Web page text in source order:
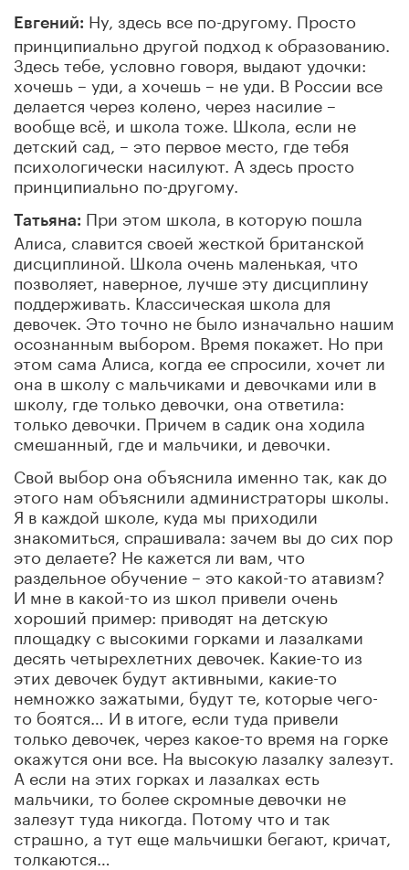
Евгений: Ну, здесь все по-другому. Просто
принципиально другой подход к образованию.
Здесь тебе, условно говоря, выдают удочки:
хочешь – уди, а хочешь – не уди. В России все
делается через колено, через насилие –
вообще всё, и школа тоже. Школа, если не
детский сад, – это первое место, где тебя
психологически насилуют. А здесь просто
принципиально по-другому.
Татьяна: При этом школа, в которую пошла
Алиса, славится своей жесткой британской
дисциплиной. Школа очень маленькая, что
позволяет, наверное, лучше эту дисциплину
поддерживать. Классическая школа для
девочек. Это точно не было изначально нашим
осознанным выбором. Время покажет. Но при
этом сама Алиса, когда ее спросили, хочет ли
она в школу с мальчиками и девочками или в
школу, где только девочки, она ответила:
только девочки. Причем в садик она ходила
смешанный, где и мальчики, и девочки.
Свой выбор она объяснила именно так, как до
этого нам объяснили администраторы школы.
Я в каждой школе, куда мы приходили
знакомиться, спрашивала: зачем вы до сих пор
это делаете? Не кажется ли вам, что
раздельное обучение – это какой-то атавизм?
И мне в какой-то из школ привели очень
хороший пример: приводят на детскую
площадку с высокими горками и лазалками
десять четырехлетних девочек. Какие-то из
этих девочек будут активными, какие-то
немножко зажатыми, будут те, которые чего-
то боятся… И в итоге, если туда привели
только девочек, через какое-то время на горке
окажутся они все. На высокую лазалку залезут.
А если на этих горках и лазалках есть
мальчики, то более скромные девочки не
залезут туда никогда. Потому что и так
страшно, а тут еще мальчишки бегают, кричат,
толкаются…